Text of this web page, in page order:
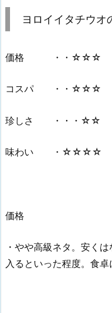
ヨロイイタチウオ
価格 ・・☆☆☆
コスパ ・・☆☆☆
珍しさ ・・・☆☆
味わい ・☆☆☆☆
価格
・やや高級ネタ。安く
入るといった程度。食卓